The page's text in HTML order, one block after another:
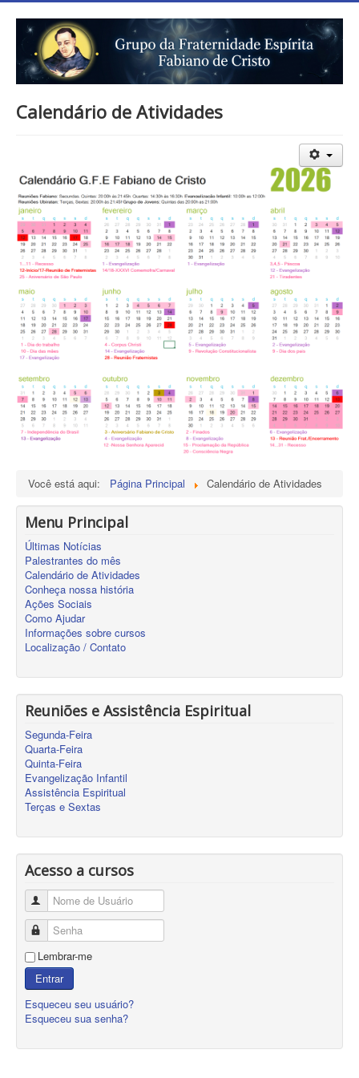
Calendário de Atividades
Você está aqui: Página Principal Calendário de Atividades
Menu Principal
Últimas Notícias
Palestrantes do mês
Calendário de Atividades
Conheça nossa história
Ações Sociais
Como Ajudar
Informações sobre cursos
Localização / Contato
Reuniões e Assistência Espiritual
Segunda-Feira
Quarta-Feira
Quinta-Feira
Evangelização Infantil
Assistência Espiritual
Terças e Sextas
Acesso a cursos
Nome de Usuário
Senha
Lembrar-me
Entrar
Esqueceu seu usuário?
Esqueceu sua senha?